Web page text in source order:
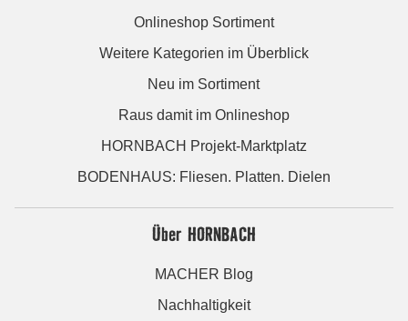
Onlineshop Sortiment
Weitere Kategorien im Überblick
Neu im Sortiment
Raus damit im Onlineshop
HORNBACH Projekt-Marktplatz
BODENHAUS: Fliesen. Platten. Dielen
Über HORNBACH
MACHER Blog
Nachhaltigkeit